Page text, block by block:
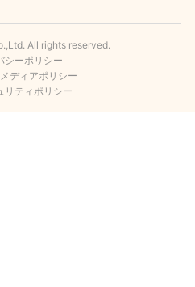
All rights reserved.
シーポリシー
ディアポリシー
リティポリシー